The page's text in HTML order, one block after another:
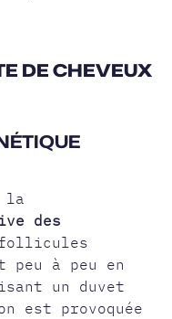
DE CHEVEUX
la
des
peu à peu en
un duvet
est provoquée